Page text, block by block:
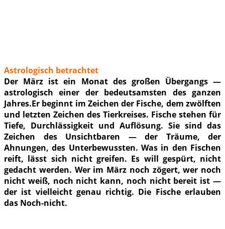
Astrologisch betrachtet
Der März ist ein Monat des großen Übergangs —
astrologisch einer der bedeutsamsten des ganzen
Jahres.Er beginnt im Zeichen der Fische, dem zwölften
und letzten Zeichen des Tierkreises. Fische stehen für
Tiefe, Durchlässigkeit und Auflösung. Sie sind das
Zeichen des Unsichtbaren — der Träume, der
Ahnungen, des Unterbewussten. Was in den Fischen
reift, lässt sich nicht greifen. Es will gespürt, nicht
gedacht werden. Wer im März noch zögert, wer noch
nicht weiß, noch nicht kann, noch nicht bereit ist —
der ist vielleicht genau richtig. Die Fische erlauben
das Noch-nicht.